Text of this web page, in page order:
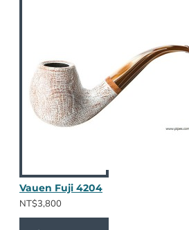
Vauen Fuji 4204
NT$3,800